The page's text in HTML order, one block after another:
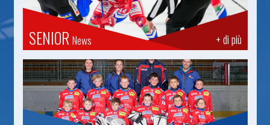
+ di più
SENIOR News